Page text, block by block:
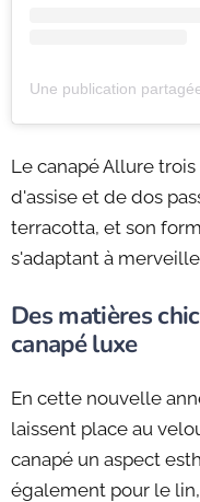
Le canapé Allure
d'assise et de dos
terracotta, et son
s'adaptant à
Des matières
canapé luxe
En cette nouvelle
laissent place au
canapé un aspect
également pour le